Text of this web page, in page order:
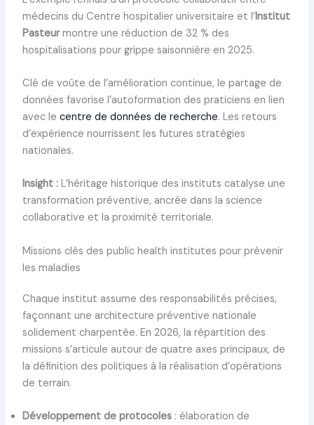
médecins du Centre hospitalier universitaire et l’Institut
Pasteurmontre une réduction de 32 % des
hospitalisations pour grippe saisonnière en 2025.
Clé de voûte de l’amélioration continue, le partage de
données favorise l’autoformation des praticiens en lien
avec le centre de données de recherche. Les retours
d’expérience nourrissent les futures stratégies
nationales.
Insight :L’héritage historique des instituts catalyse une
transformation préventive, ancrée dans la science
collaborative et la proximité territoriale.
Missions clés des public health institutes pour prévenir
les maladies
Chaque institut assume des responsabilités précises,
façonnant une architecture préventive nationale
solidement charpentée. En 2026, la répartition des
missions s’articule autour de quatre axes principaux, de
la définition des politiques à la réalisation d’opérations
de terrain.
Développement de protocoles: élaboration de